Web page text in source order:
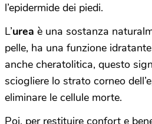
l’epidermide dei piedi.
L’urea è una sostanza
pelle, ha una funzione
anche cheratolitica, questo
sciogliere lo strato corneo
eliminare le cellule morte.
Poi, per restituire confort e